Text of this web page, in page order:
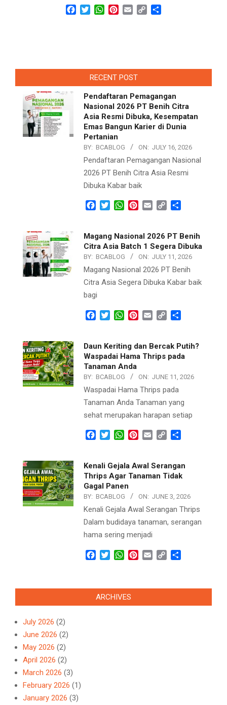
Facebook
TwitterWhatsApp
Pinterest
Email Copy
RECENT POST
Pendaftaran Pemagangan
Nasional 2026 PT Benih Citra
Asia Resmi Dibuka, Kesempatan
Emas Bangun Karier di Dunia
Pertanian
BY: BCABLOG ON: JULY 16, 2026
Pendaftaran Pemagangan Nasional
2026 PT Benih Citra Asia Resmi
Dibuka Kabar baik
Facebook
TwitterWhatsApp
Pinterest
Email Copy
Magang Nasional 2026 PT Benih
Citra Asia Batch 1 Segera Dibuka
BY: BCABLOG ON: JULY 11, 2026
Magang Nasional 2026 PT Benih
Citra Asia Segera Dibuka Kabar baik
bagi
Facebook
TwitterWhatsApp
Pinterest
Email Copy
Daun Keriting dan Bercak Putih?
Waspadai Hama Thrips pada
Tanaman Anda
BY: BCABLOG ON: JUNE 11, 2026
Waspadai Hama Thrips pada
Tanaman Anda Tanaman yang
sehat merupakan harapan setiap
Facebook
TwitterWhatsApp
Pinterest
Email Copy
Kenali Gejala Awal Serangan
Thrips Agar Tanaman Tidak
Gagal Panen
BY: BCABLOG ON: JUNE 3, 2026
Kenali Gejala Awal Serangan Thrips
Dalam budidaya tanaman, serangan
hama sering menjadi
Facebook
TwitterWhatsApp
Pinterest
Email Copy
ARCHIVES
July 2026 (2)
June 2026 (2)
May 2026 (2)
April 2026 (2)
March 2026 (3)
February 2026 (1)
January 2026 (3)